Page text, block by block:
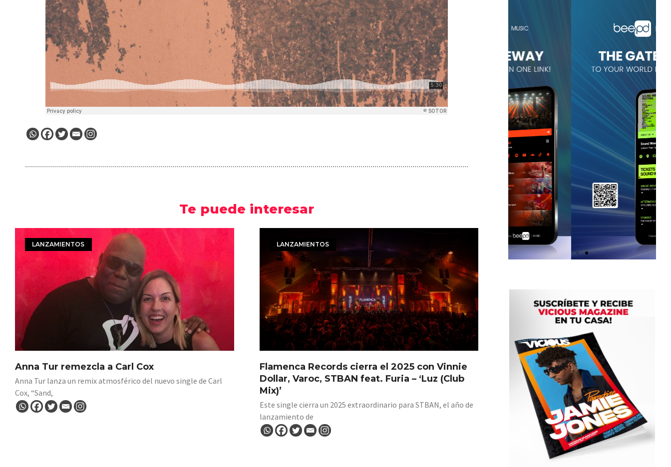
Te puede interesar
LANZAMIENTOS
Anna Tur remezcla a Carl Cox
Anna Tur lanza un remix atmosférico del nuevo single de Carl
Cox, “Sand,
LANZAMIENTOS
Flamenca Records cierra el 2025 con Vinnie
Dollar, Varoc, STBAN feat. Furia – ‘Luz (Club
Mix)’
Este single cierra un 2025 extraordinario para STBAN, el año de
lanzamiento de